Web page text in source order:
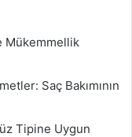
Mükemmellik
Saç Bakımının
Tipine Uygun